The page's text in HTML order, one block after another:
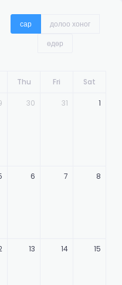
сар
долоо хоног
өдөр
Thu Fri Sat
30 31 1
6 7 8
13 14 15